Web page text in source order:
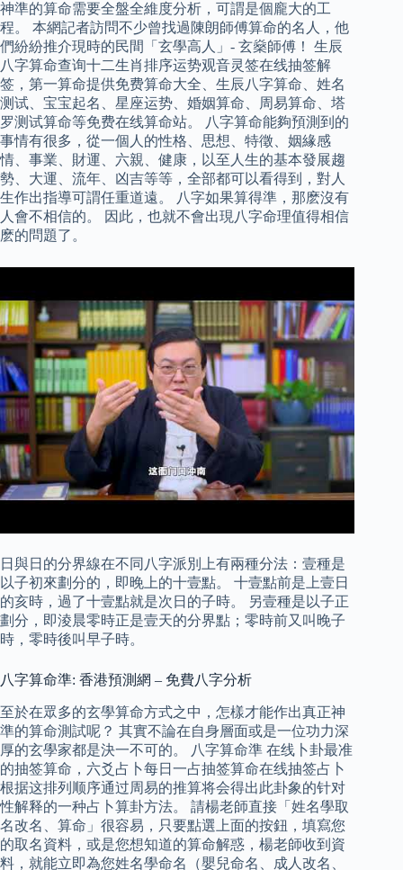
神準的算命需要全盤全維度分析，可謂是個龐大的工
程。 本網記者訪問不少曾找過陳朗師傅算命的名人，他
們紛紛推介現時的民間「玄學高人」- 玄燊師傅！ 生辰
八字算命查询十二生肖排序运势观音灵签在线抽签解
签，第一算命提供免费算命大全、生辰八字算命、姓名
测试、宝宝起名、星座运势、婚姻算命、周易算命、塔
罗测试算命等免费在线算命站。 八字算命能夠預測到的
事情有很多，從一個人的性格、思想、特徵、姻緣感
情、事業、財運、六親、健康，以至人生的基本發展趨
勢、大運、流年、凶吉等等，全部都可以看得到，對人
生作出指導可謂任重道遠。 八字如果算得準，那麽沒有
人會不相信的。 因此，也就不會出現八字命理值得相信
麽的問題了。
日與日的分界線在不同八字派別上有兩種分法：壹種是
以子初來劃分的，即晚上的十壹點。 十壹點前是上壹日
的亥時，過了十壹點就是次日的子時。 另壹種是以子正
劃分，即淩晨零時正是壹天的分界點；零時前又叫晚子
時，零時後叫早子時。
八字算命準: 香港預測網 – 免費八字分析
至於在眾多的玄學算命方式之中，怎樣才能作出真正神
準的算命測試呢？ 其實不論在自身層面或是一位功力深
厚的玄學家都是決一不可的。 八字算命準 在线卜卦最准
的抽签算命，六爻占卜每日一占抽签算命在线抽签占卜
根据这排列顺序通过周易的推算将会得出此卦象的针对
性解释的一种占卜算卦方法。 請楊老師直接「姓名學取
名改名、算命」很容易，只要點選上面的按鈕，填寫您
的取名資料，或是您想知道的算命解惑，楊老師收到資
料，就能立即為您姓名學命名（嬰兒命名、成人改名、